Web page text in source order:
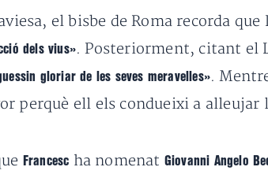
el bisbe de Roma recorda
dels vius». Posteriorment, citant el
gloriar de les seves meravelles».
perquè ell els condueixi a
Francesc ha nomenat Giovanni Angelo